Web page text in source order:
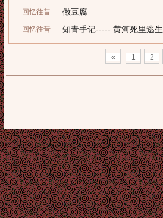
回忆往昔 做豆腐
回忆往昔 知青手记----- 黄河死里逃生
« 1 2